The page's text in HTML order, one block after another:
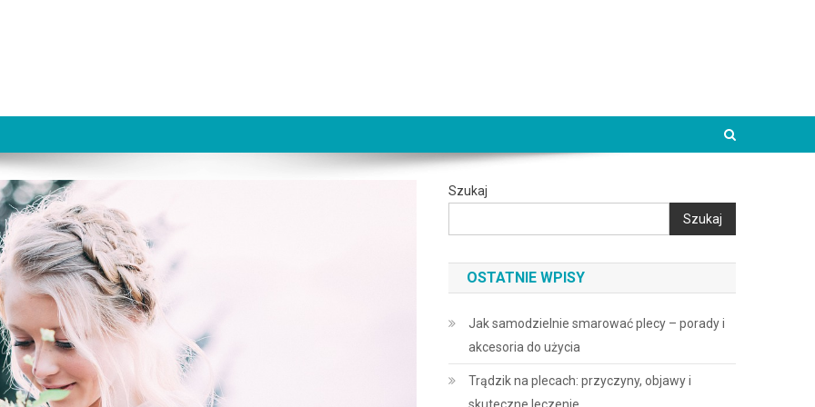
Szukaj
Szukaj
OSTATNIE WPISY
Jak samodzielnie smarować plecy – porady i
akcesoria do użycia
Trądzik na plecach: przyczyny, objawy i